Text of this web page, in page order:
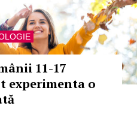
11-17
experimenta o